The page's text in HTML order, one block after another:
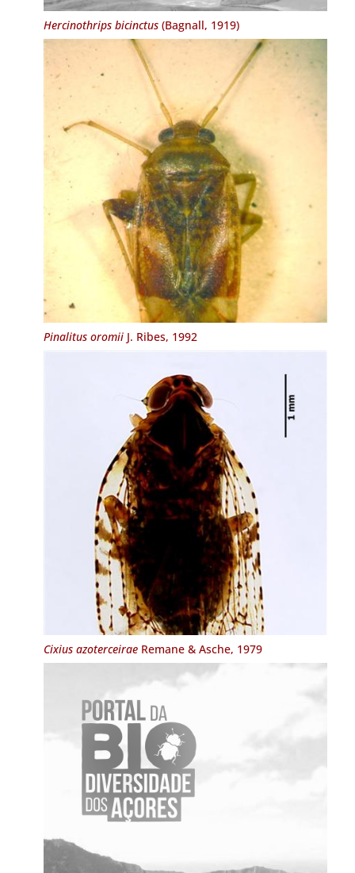
Hercinothrips bicinctus(Bagnall, 1919)
Pinalitus oromiiJ. Ribes, 1992
Cixius azoterceiraeRemane & Asche, 1979